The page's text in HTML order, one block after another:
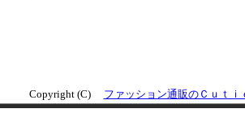
Copyright (C) ファッション通販のＣｕｔ